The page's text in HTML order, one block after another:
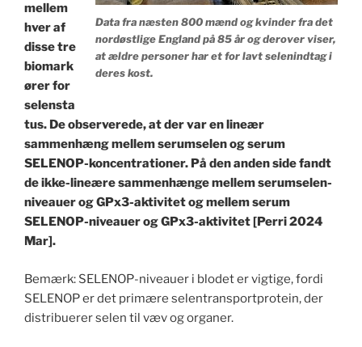
Data fra næsten 800 mænd og kvinder fra det
nordøstlige England på 85 år og derover viser,
at ældre personer har et for lavt selenindtag i
deres kost.
mellem
hver af
disse tre
biomark
ører for
selensta
tus. De observerede, at der var en lineær
sammenhæng mellem serumselen og serum
SELENOP-koncentrationer. På den anden side fandt
de ikke-lineære sammenhænge mellem serumselen-
niveauer og GPx3-aktivitet og mellem serum
SELENOP-niveauer og GPx3-aktivitet [Perri 2024
Mar].
Bemærk: SELENOP-niveauer i blodet er vigtige, fordi
SELENOP er det primære selentransportprotein, der
distribuerer selen til væv og organer.